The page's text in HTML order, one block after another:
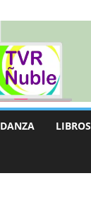
DANZA LIBROS